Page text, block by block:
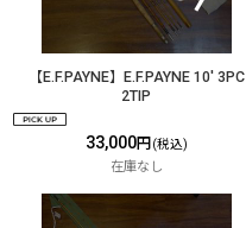
【E.F.PAYNE】E.F.PAYNE 10' 3PC
2TIP
33,000円 (税込)
在庫なし